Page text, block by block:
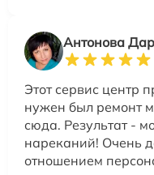
Антонова
Этот сервис центр
нужен был ремонт
сюда. Результат -
нареканий! Очень
отношением